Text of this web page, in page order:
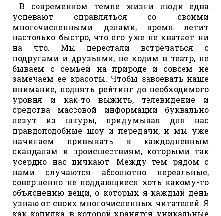
В современном темпе жизни люди едва
успевают справляться со своими
многочисленными делами, время летит
настолько быстро, что его уже не хватает ни
на что. Мы перестали встречаться с
подругами и друзьями, не ходим в театр, не
бываем с семьей на природе и совсем не
замечаем ее красоты. Чтобы завоевать наше
внимание, поднять рейтинг до необходимого
уровня и как-то выжить, телевидение и
средства массовой информации буквально
лезут из шкуры, придумывая для нас
правдоподобные шоу и передачи, и мы уже
начинаем привыкать к каждодневным
скандалам и происшествиям, которыми так
усердно нас пичкают. Между тем рядом с
нами случаются абсолютно нереальные,
совершенно не поддающиеся хоть какому-то
объяснению вещи, о которых я каждый день
узнаю от своих многочисленных читателей. Я
как копилка, в которой хранятся уникальные